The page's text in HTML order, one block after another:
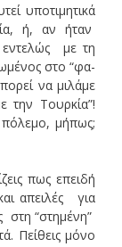
υποτιμητικά
ή, αν ήταν
με τη
στο “φα-
να μιλάμε
την Τουρκία”!
πόλεμο, μήπως;
πως επειδή
απειλές για
“στημένη”
Πείθεις μόνο